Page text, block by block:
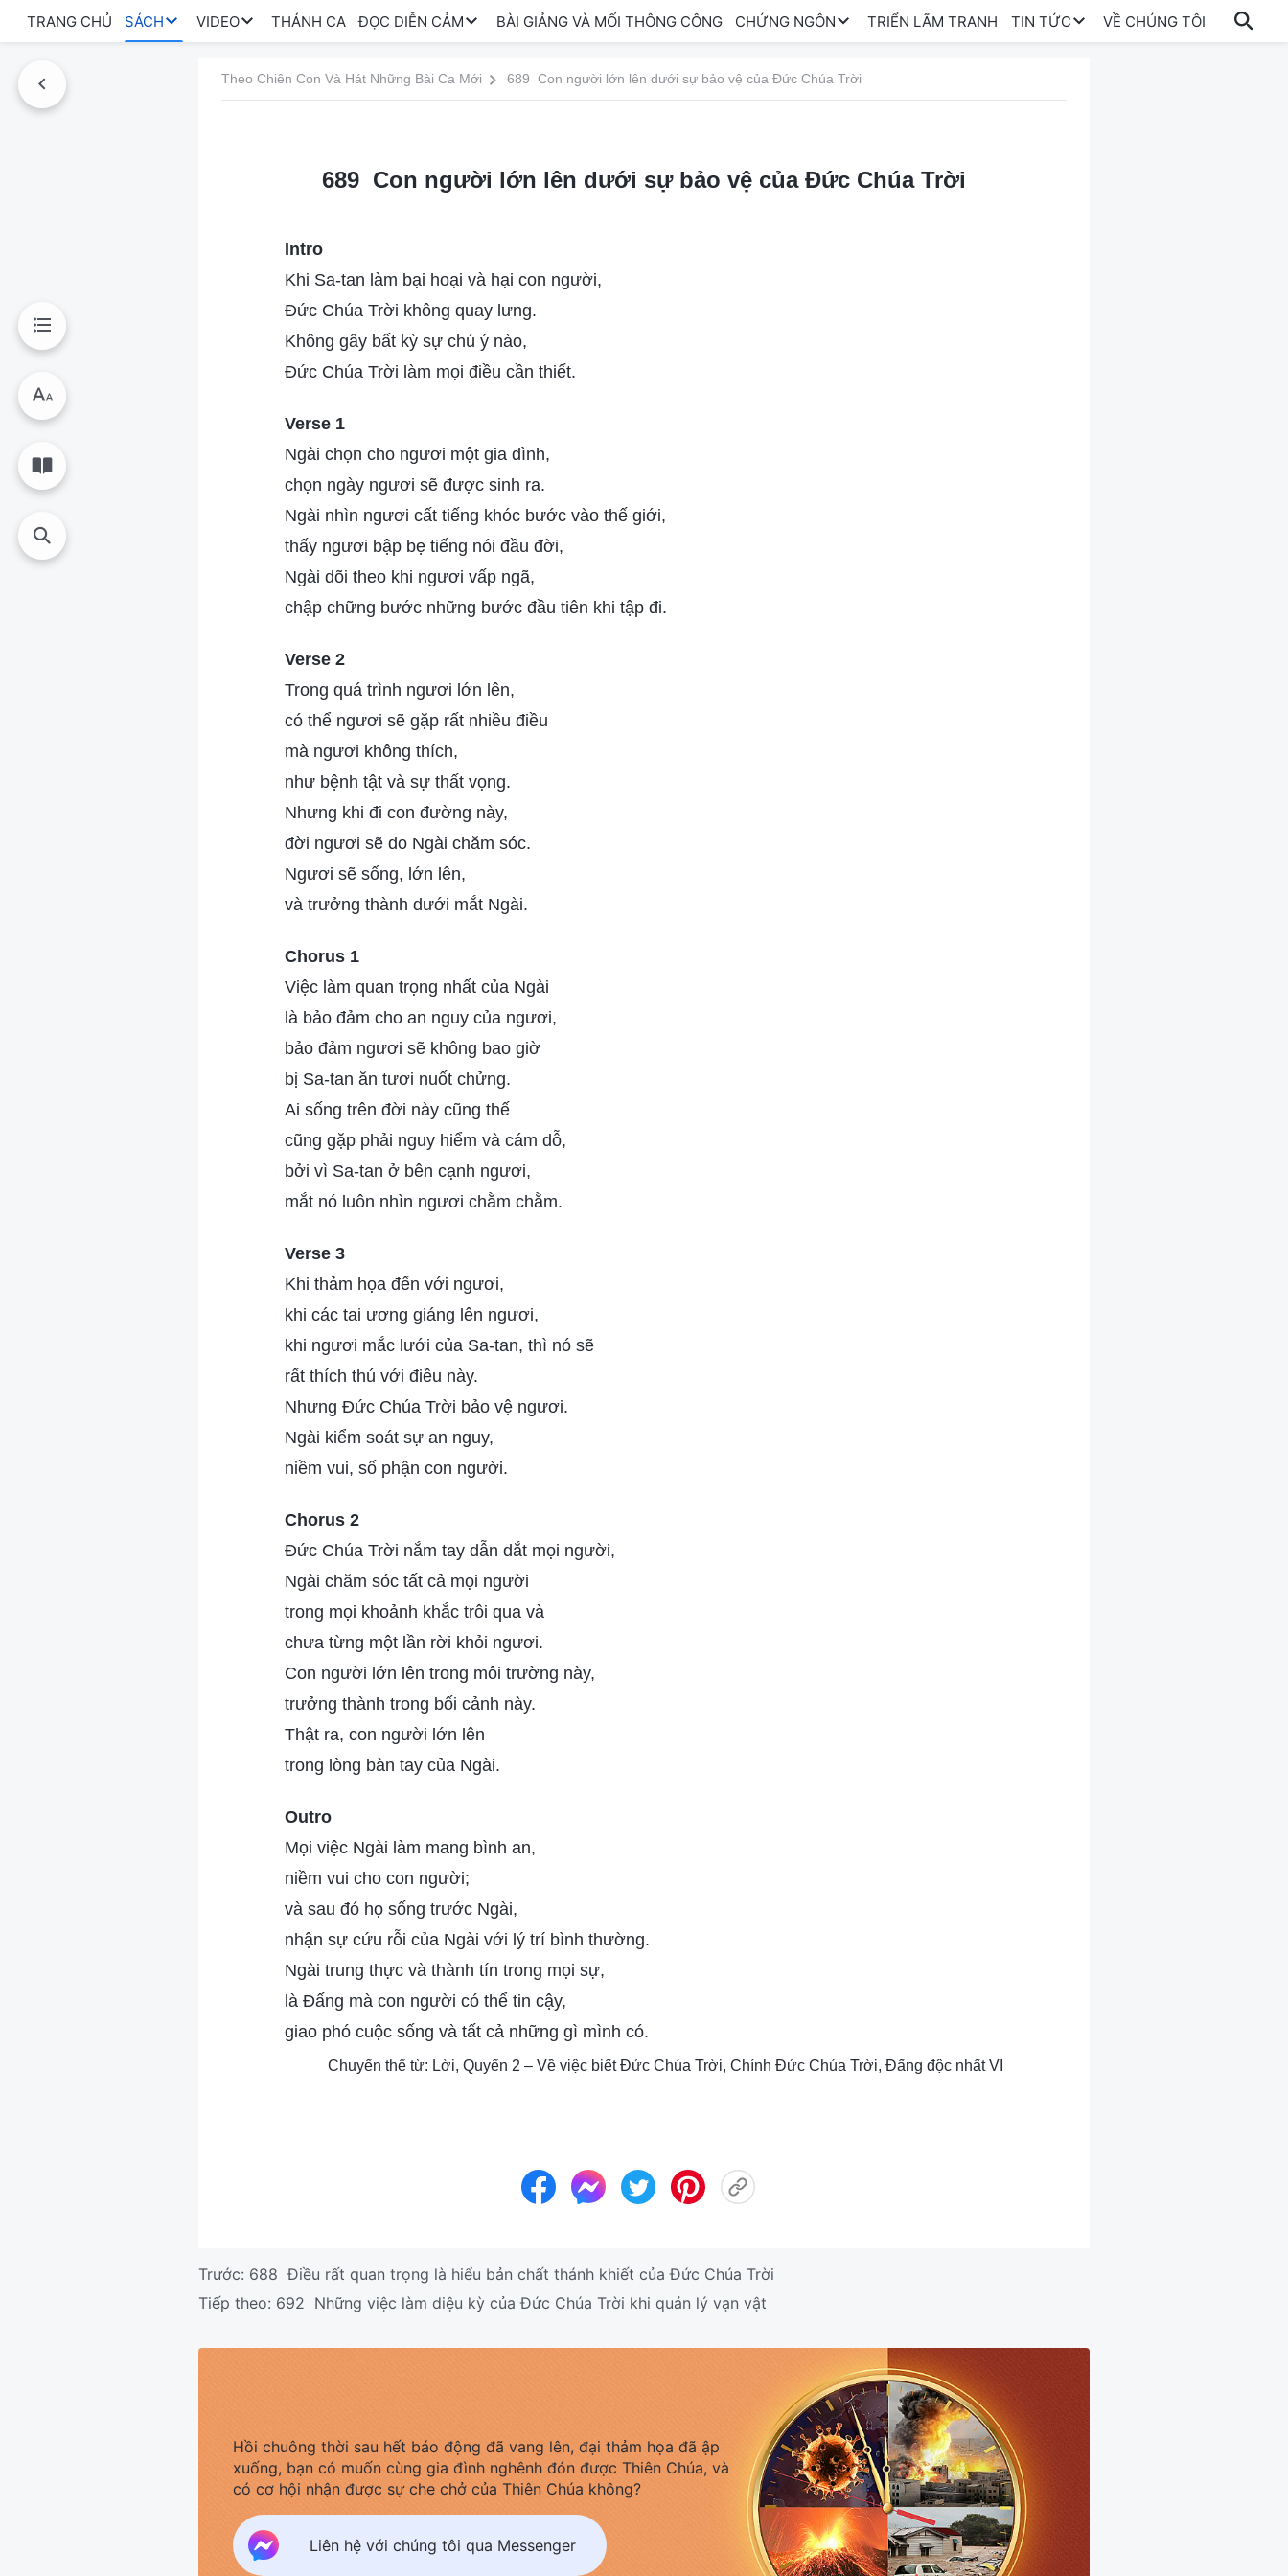
TRANG CHỦ SÁCH VIDEO THÁNH CA ĐỌC DIỄN CẢM BÀI GIẢNG VÀ MỐI THÔNG CÔNG CHỨNG NGÔN TRIỂN LÃM TRANH TIN TỨC VỀ CHÚNG TÔI
Theo Chiên Con Và Hát Những Bài Ca Mới 689 Con người lớn lên dưới sự bảo vệ của Đức Chúa Trời
689 Con người lớn lên dưới sự bảo vệ của Đức Chúa Trời
Intro
Khi Sa-tan làm bại hoại và hại con người,
Đức Chúa Trời không quay lưng.
Không gây bất kỳ sự chú ý nào,
Đức Chúa Trời làm mọi điều cần thiết.
Verse 1
Ngài chọn cho ngươi một gia đình,
chọn ngày ngươi sẽ được sinh ra.
Ngài nhìn ngươi cất tiếng khóc bước vào thế giới,
thấy ngươi bập bẹ tiếng nói đầu đời,
Ngài dõi theo khi ngươi vấp ngã,
chập chững bước những bước đầu tiên khi tập đi.
Verse 2
Trong quá trình ngươi lớn lên,
có thể ngươi sẽ gặp rất nhiều điều
mà ngươi không thích,
như bệnh tật và sự thất vọng.
Nhưng khi đi con đường này,
đời ngươi sẽ do Ngài chăm sóc.
Ngươi sẽ sống, lớn lên,
và trưởng thành dưới mắt Ngài.
Chorus 1
Việc làm quan trọng nhất của Ngài
là bảo đảm cho an nguy của ngươi,
bảo đảm ngươi sẽ không bao giờ
bị Sa-tan ăn tươi nuốt chửng.
Ai sống trên đời này cũng thế
cũng gặp phải nguy hiểm và cám dỗ,
bởi vì Sa-tan ở bên cạnh ngươi,
mắt nó luôn nhìn ngươi chằm chằm.
Verse 3
Khi thảm họa đến với ngươi,
khi các tai ương giáng lên ngươi,
khi ngươi mắc lưới của Sa-tan, thì nó sẽ
rất thích thú với điều này.
Nhưng Đức Chúa Trời bảo vệ ngươi.
Ngài kiểm soát sự an nguy,
niềm vui, số phận con người.
Chorus 2
Đức Chúa Trời nắm tay dẫn dắt mọi người,
Ngài chăm sóc tất cả mọi người
trong mọi khoảnh khắc trôi qua và
chưa từng một lần rời khỏi ngươi.
Con người lớn lên trong môi trường này,
trưởng thành trong bối cảnh này.
Thật ra, con người lớn lên
trong lòng bàn tay của Ngài.
Outro
Mọi việc Ngài làm mang bình an,
niềm vui cho con người;
và sau đó họ sống trước Ngài,
nhận sự cứu rỗi của Ngài với lý trí bình thường.
Ngài trung thực và thành tín trong mọi sự,
là Đấng mà con người có thể tin cậy,
giao phó cuộc sống và tất cả những gì mình có.
Chuyển thể từ: Lời, Quyển 2 – Về việc biết Đức Chúa Trời, Chính Đức Chúa Trời, Đấng độc nhất VI
Trước: 688 Điều rất quan trọng là hiểu bản chất thánh khiết của Đức Chúa Trời
Tiếp theo: 692 Những việc làm diệu kỳ của Đức Chúa Trời khi quản lý vạn vật
Hồi chuông thời sau hết báo động đã vang lên, đại thảm họa đã ập
xuống, bạn có muốn cùng gia đình nghênh đón được Thiên Chúa, và
có cơ hội nhận được sự che chở của Thiên Chúa không?
Liên hệ với chúng tôi qua Messenger